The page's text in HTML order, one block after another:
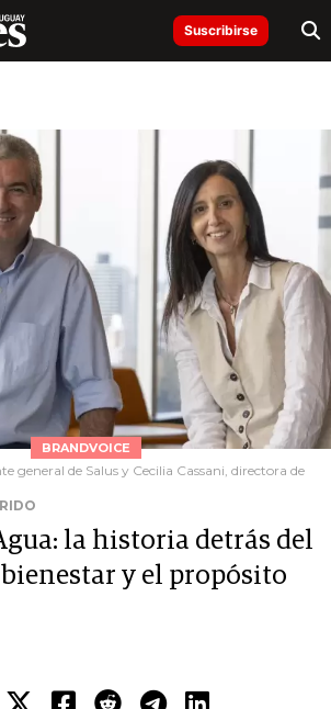
Suscribirse
BRANDVOICE
general de Salus y Cecilia Cassani, directora de
la historia detrás del
y el propósito